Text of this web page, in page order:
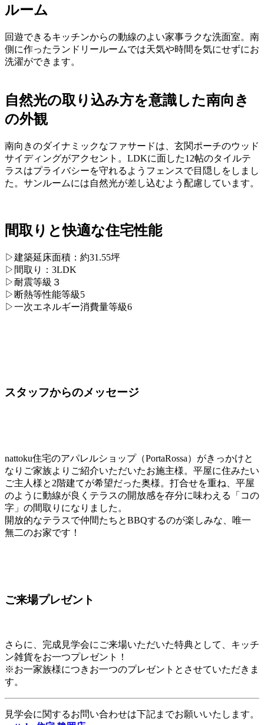
ルーム
回遊できるキッチンからの動線のよい家事ラクな洗面室。南
側に作ったランドリールームでは天気や時間を気にせずにお
洗濯ができます。
自然光の取り込み方を意識した南向き
の外観
南向きのダイナミックなファサードは、玄関ポーチのウッド
サイディングがアクセント。LDKに面した12帖のタイルテ
ラスはプライバシーを守れるようフェンスで目隠しをしまし
た。サンルームには自然光が差し込むよう配慮しています。
間取りと快適な住宅性能
▷建築延床面積：約31.55坪
▷間取り：3LDK
▷耐震等級３
▷断熱等性能等級5
▷一次エネルギー消費量等級6
スタッフからのメッセージ
nattoku住宅のアパレルショップ（PortaRossa）がきっかけと
なりご家族よりご紹介いただいたお施主様。平屋に住みたい
ご主人様と2階建てが希望だった奥様。打合せを重ね、平屋
のように動線が良くテラスの開放感を存分に味わえる「コの
字」の間取りになりました。
開放的なテラスで仲間たちとBBQするのが楽しみな、唯一
無二のお家です！
ご来場プレゼント
さらに、完成見学会にご来場いただいた特典として、キッチ
ン雑貨をお一つプレゼント！
※お一家族様につきお一つのプレゼントとさせていただきま
す。
見学会に関するお問い合わせは下記までお願いいたします。